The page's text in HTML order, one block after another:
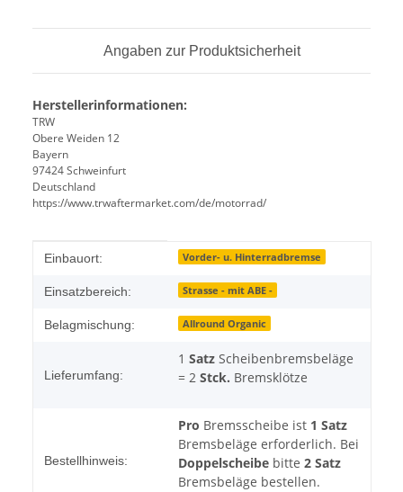
Angaben zur Produktsicherheit
Herstellerinformationen:
TRW
Obere Weiden 12
Bayern
97424 Schweinfurt
Deutschland
https://www.trwaftermarket.com/de/motorrad/
Produkteigenschaft
Wert
Einbauort: Vorder- u. Hinterradbremse
Einsatzbereich: Strasse - mit ABE -
Belagmischung: Allround Organic
Lieferumfang:
1 Satz Scheibenbremsbeläge
= 2 Stck. Bremsklötze
Bestellhinweis:
Pro Bremsscheibe ist 1 Satz
Bremsbeläge erforderlich. Bei
Doppelscheibe bitte 2 Satz
Bremsbeläge bestellen.